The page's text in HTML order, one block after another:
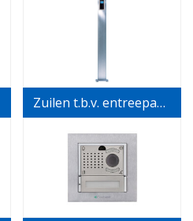
Zuilen t.b.v. entreepanelen